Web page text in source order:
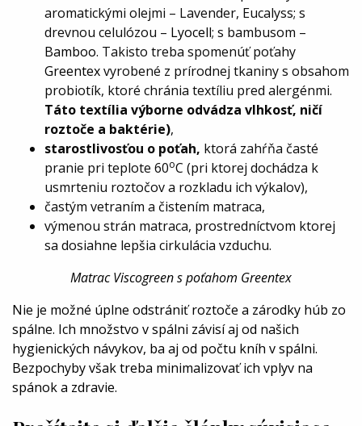
aromatickými olejmi – Lavender, Eucalyss; s
drevnou celulózou – Lyocell; s bambusom –
Bamboo. Takisto treba spomenúť poťahy
Greentexvyrobené z prírodnej tkaniny s obsahom
probiotík, ktoré chránia textíliu pred alergénmi.
Táto textília výborne odvádza vlhkosť, ničí
roztoče a baktérie),
starostlivosťou o poťah, ktorá zahŕňa časté
pranie pri teplote 60oC (pri ktorej dochádza k
usmrteniu roztočov a rozkladu ich výkalov),
častým vetraním a čistením matraca,
výmenou strán matraca, prostredníctvom ktorej
sa dosiahne lepšia cirkulácia vzduchu.
Matrac Viscogreen s poťahom Greentex
Nie je možné úplne odstrániť roztoče a zárodky húb zo
spálne. Ich množstvo v spálni závisí aj od našich
hygienických návykov, ba aj od počtu kníh v spálni.
Bezpochyby však treba minimalizovať ich vplyv na
spánok a zdravie.